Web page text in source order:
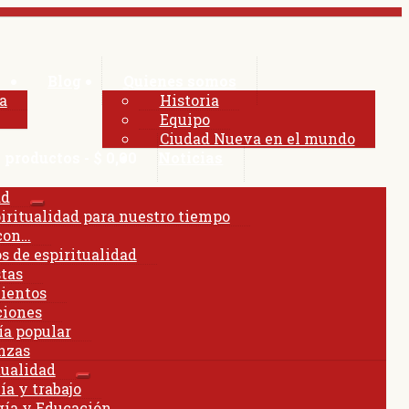
Historia
Equipo
Ciudad Nueva en el mundo
Expandir
el
hijo
para nuestro tiempo
de espiritualidad
popular
Expandir
el
y trabajo